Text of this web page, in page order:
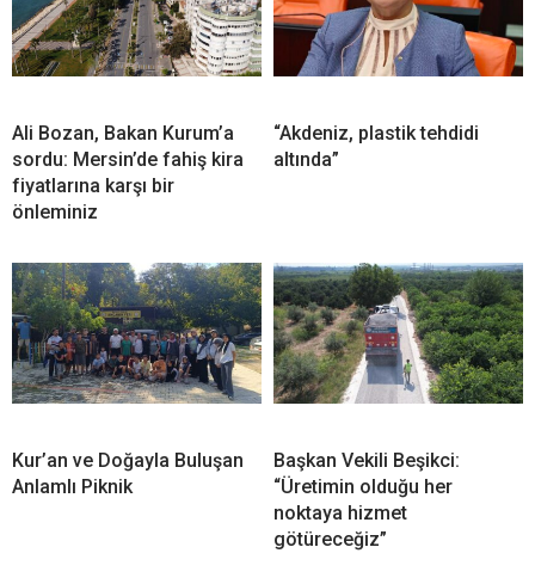
Ali Bozan, Bakan Kurum’a
sordu: Mersin’de fahiş kira
fiyatlarına karşı bir
önleminiz
“Akdeniz, plastik tehdidi
altında”
Kur’an ve Doğayla Buluşan
Anlamlı Piknik
Başkan Vekili Beşikci:
“Üretimin olduğu her
noktaya hizmet
götüreceğiz”